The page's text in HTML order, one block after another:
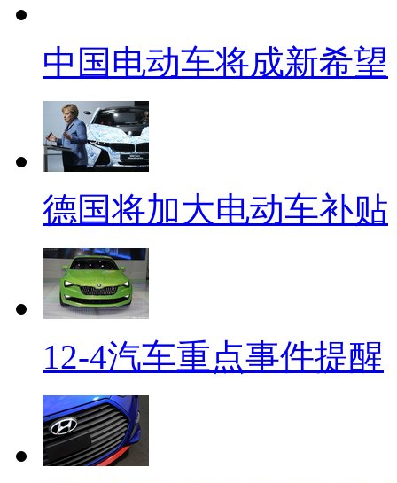
中国电动车将成新希望
德国将加大电动车补贴
12-4汽车重点事件提醒